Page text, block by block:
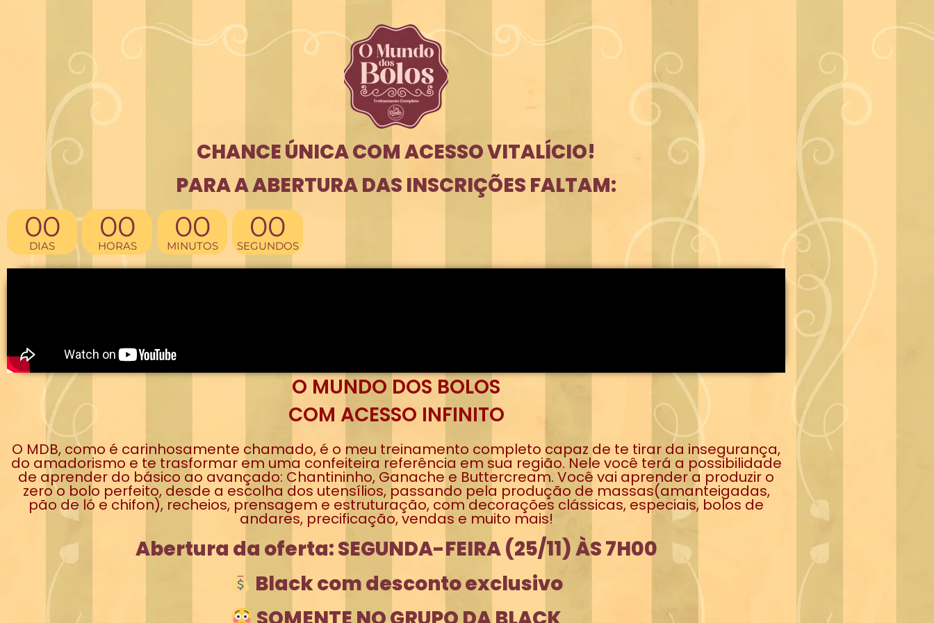
CHANCE ÚNICA COM ACESSO VITALÍCIO!
PARA A ABERTURA DAS INSCRIÇÕES FALTAM:
00
DIAS
00
HORAS
00
MINUTOS
00
SEGUNDOS
O MUNDO DOS BOLOS
COM ACESSO INFINITO
O MDB, como é carinhosamente chamado, é o meu treinamento completo capaz de te tirar da insegurança,
do amadorismo e te trasformar em uma confeiteira referência em sua região. Nele você terá a possibilidade
de aprender do básico ao avançado: Chantininho, Ganache e Buttercream. Você vai aprender a produzir o
zero o bolo perfeito, desde a escolha dos utensílios, passando pela produção de massas(amanteigadas,
pão de ló e chifon), recheios, prensagem e estruturação, com decorações clássicas, especiais, bolos de
andares, precificação, vendas e muito mais!
Abertura da oferta: SEGUNDA-FEIRA (25/11) ÀS 7H00
Black com desconto exclusivo